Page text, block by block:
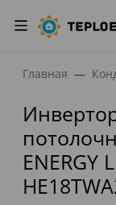
Главная
ENERGY